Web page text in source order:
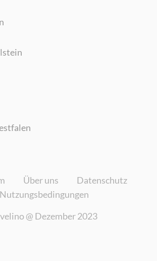
Über uns
Datenschutz
Nutzungsbedingungen
@ Dezember 2023